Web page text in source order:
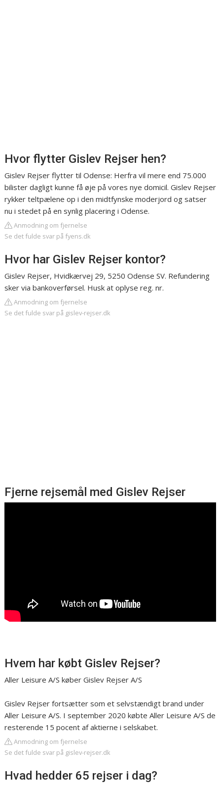
Hvor flytter Gislev Rejser hen?
Gislev Rejser flytter til Odense: Herfra vil mere end 75.000
bilister dagligt kunne få øje på vores nye domicil. Gislev Rejser
rykker teltpælene op i den midtfynske moderjord og satser
nu i stedet på en synlig placering i Odense.
Anmodning om fjernelse
Se det fulde svar på fyens.dk
Hvor har Gislev Rejser kontor?
Gislev Rejser, Hvidkærvej 29, 5250 Odense SV. Refundering
sker via bankoverførsel. Husk at oplyse reg. nr.
Anmodning om fjernelse
Se det fulde svar på gislev-rejser.dk
Fjerne rejsemål med Gislev Rejser
Hvem har købt Gislev Rejser?
Aller Leisure A/S køber Gislev Rejser A/S
Gislev Rejser fortsætter som et selvstændigt brand under
Aller Leisure A/S. I september 2020 købte Aller Leisure A/S de
resterende 15 pocent af aktierne i selskabet.
Anmodning om fjernelse
Se det fulde svar på gislev-rejser.dk
Hvad hedder 65 rejser i dag?